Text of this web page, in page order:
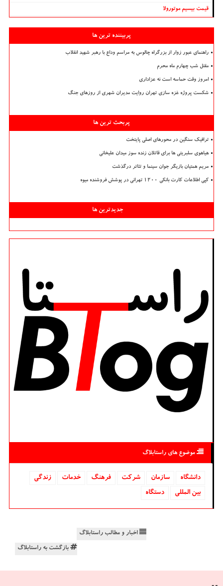
قیمت بیسیم موتورولا
پربیننده ترین ها
راهنمای عبور زوار از بزرگراه چالوس به مراسم وداع با رهبر شهید انقلاب
مقتل شب چهارم ماه محرم
امروز وقت حماسه است نه عزاداری
شکست پروژه غزه سازی تهران روایت مدیران شهری از روزهای جنگ
پربحث ترین ها
ترافیک سنگین در محورهای اصلی پایتخت
هیاهوی سلبریتی ها برای قاتلان زنده سوز میدان علیخانی
مریم همتیان بازیگر جوان سینما و تئاتر درگذشت
کپی اطلاعات کارت بانکی ۱۲۰۰ تهرانی در پوشش فروشنده میوه
جدیدترین ها
موضوع های راستابلاگ
دانشگاه‌ سازمان شركت فرهنگ خدمات
زندگی
بین المللی
دستگاه
اخبار و مطالب راستابلاگ
بازگشت به راستابلاگ